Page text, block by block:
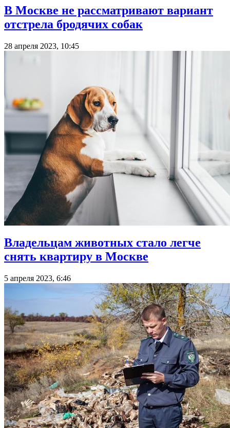
В Москве не рассматривают вариант
отстрела бродячих собак
28 апреля 2023, 10:45
Владельцам животных стало легче
снять квартиру в Москве
5 апреля 2023, 6:46